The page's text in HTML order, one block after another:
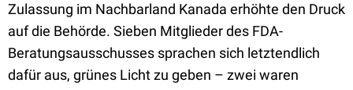
Zulassung im Nachbarland Kanada erhöhte den Druck
auf die Behörde. Sieben Mitglieder des FDA-
Beratungsausschusses sprachen sich letztendlich
dafür aus, grünes Licht zu geben – zwei waren